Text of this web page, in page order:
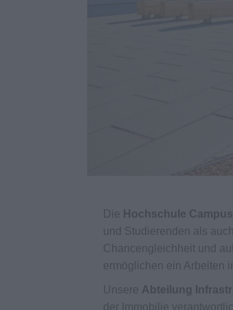
Die Hochschule
und Studierenden als
Chancengleichheit und
ermöglichen ein Arbeiten
Unsere Abteilung
der Immobilie